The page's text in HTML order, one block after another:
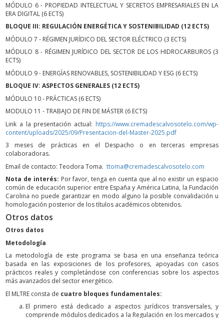
MÓDULO 6 - PROPIEDAD INTELECTUAL Y SECRETOS EMPRESARIALES EN LA
ERA DIGITAL (6 ECTS)
BLOQUE III: REGULACIÓN ENERGÉTICA Y SOSTENIBILIDAD (12 ECTS)
MÓDULO 7 - RÉGIMEN JURÍDICO DEL SECTOR ELÉCTRICO (3 ECTS)
MÓDULO 8 - RÉGIMEN JURÍDICO DEL SECTOR DE LOS HIDROCARBUROS (3
ECTS)
MÓDULO 9 - ENERGÍAS RENOVABLES, SOSTENIBILIDAD Y ESG (6 ECTS)
BLOQUE IV: ASPECTOS GENERALES (12 ECTS)
MÓDULO 10 - PRÁCTICAS (6 ECTS)
MODULO 11 - TRABAJO DE FIN DE MÁSTER (6 ECTS)
Link a la presentación actual: https://www.cremadescalvosotelo.com/wp-
content/uploads/2025/09/Presentacion-del-Master-2025.pdf
3 meses de prácticas en el Despacho o en terceras empresas
colaboradoras.
Email de contacto: Teodora Toma. ttoma@cremadescalvosotelo.com
Nota de interés: Por favor, tenga en cuenta que al no existir un espacio
común de educación superior entre España y América Latina, la Fundación
Carolina no puede garantizar en modo alguno la posible convalidación u
homologación posterior de los títulos académicos obtenidos.
Otros datos
Otros datos
Metodología
La metodología de este programa se basa en una enseñanza teórica
basada en las exposiciones de los profesores, apoyadas con casos
prácticos reales y completándose con conferencias sobre los aspectos
más avanzados del sector energético.
El MLTRE consta de cuatro bloques fundamentales:
El primero está dedicado a aspectos jurídicos transversales, y
comprende módulos dedicados a la Regulación en los mercados y